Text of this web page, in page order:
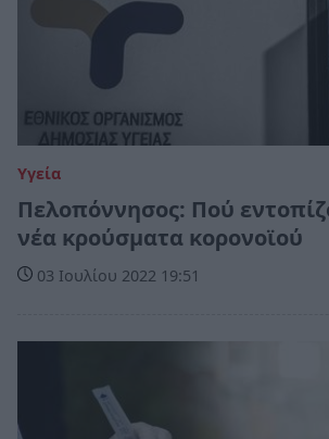
Υγεία
Πελοπόννησος: Πού
νέα κρούσματα κορονοϊού
03 Ιουλίου 2022 19:51